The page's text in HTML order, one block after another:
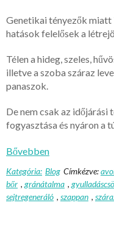
Genetikai tényezők miatt
hatások felelősek a
Télen a hideg, szeles,
illetve a szoba száraz
panaszok.
De nem csak az időjárási
fogyasztása és nyáron a
Bővebben
Kategória: Blog Címkézve:
bőr , gránátalma ,
sejtregeneráló , szappan ,